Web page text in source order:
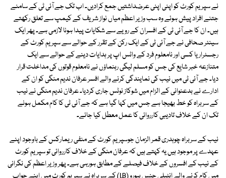
نے سپریم کورٹ کو اپنی اپنی عرضداشتیں جمع کرادیں۔ اب تک جے آئی ٹی کے سامنے
جتنے افراد پیش ہوئے وہ سب وزیر اعظم میاں نواز شریف کے کیمپ سے تعلق رکھتے
ہیں۔ ان کا جے آئی ٹی کے افسران کے رویے سے شکایات پیدا ہونا لازمی ہے۔ پھر ایک
سینئر صحافی نے جے آئی ٹی کے ایک رکن کے تقرر کے حوالے سے سپریم کورٹ کے
رجسٹرار یا کسی اور نامعلوم فرد کے واٹس اپ پر ہدایات دینے کے حوالے سے ایک
متنازعہ خبر شایع کی جس کو مسلم لیگی رہنماؤں نے نامعلوم قوتوں کی مداخلت قرار
دیا۔ جے آئی ٹی میں نیب کی نمایندگی کرنے والے افسر عرفان ندیم منگی کو ان کے
ادارے نے بدعنوانی کے الزام میں شوکاز نوٹس جاری کردیا۔ عرفان ندیم منگی نے نیب
کے سربراہ کو خط بھیجا ہے جس میں کہا گیا ہے کہ جے آئی ٹی کا کام مکمل ہونے
تک ان کے خلاف تادیبی کارروائی کا عمل معطل کیا جائے۔
نیب کے سربراہ چوہدری قمر الزمان جوسپریم کورٹ کے منفی ریمارکس کے باوجود اپنے
عہدے پر موجود ہیں یہ کہتے ہیں کہ عرفان منگی کے خلاف کارروائی تو سپریم کورٹ
کے نیب کے افسروں کے خلاف فیصلے کے مطابق ہورہی ہے۔ پھر وزیر اعظم کی نگرانی